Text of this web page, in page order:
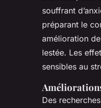
souffrant
préparant le
amélioration
lestée. Les
sensibles au
Des